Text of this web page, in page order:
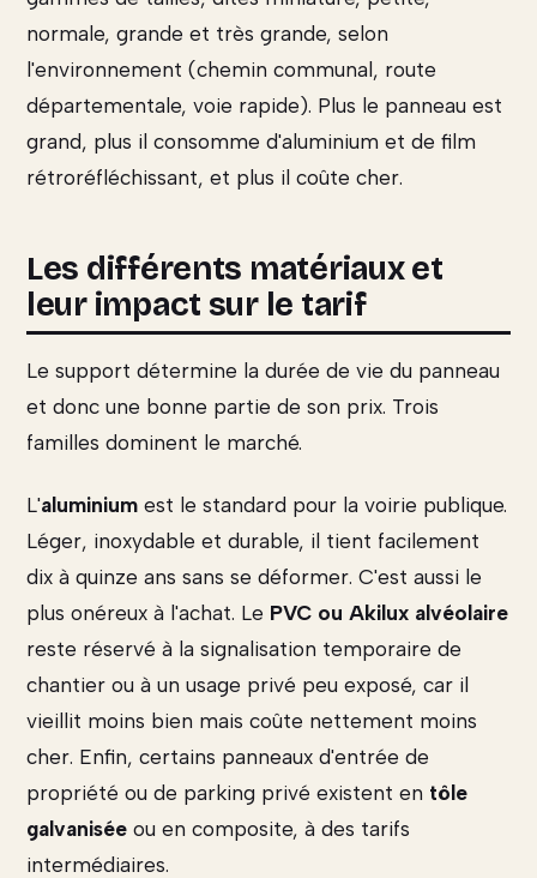
normale, grande et très grande, selon
l'environnement (chemin communal, route
départementale, voie rapide). Plus le panneau est
grand, plus il consomme d'aluminium et de film
rétroréfléchissant, et plus il coûte cher.
Les différents matériaux et
leur impact sur le tarif
Le support détermine la durée de vie du panneau
et donc une bonne partie de son prix. Trois
familles dominent le marché.
L'aluminium est le standard pour la voirie publique.
Léger, inoxydable et durable, il tient facilement
dix à quinze ans sans se déformer. C'est aussi le
plus onéreux à l'achat. Le PVC ou Akilux alvéolaire
reste réservé à la signalisation temporaire de
chantier ou à un usage privé peu exposé, car il
vieillit moins bien mais coûte nettement moins
cher. Enfin, certains panneaux d'entrée de
propriété ou de parking privé existent en tôle
galvanisée ou en composite, à des tarifs
intermédiaires.